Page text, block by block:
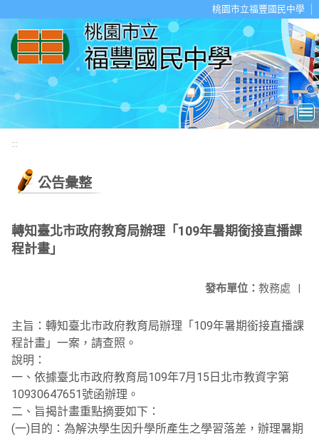
桃園市立福豐國民中學
:::
公告彙整
轉知臺北市政府教育局辦理「109年暑期銜接直播課
程計畫」
發布單位： 教務處 |
主旨：轉知臺北市政府教育局辦理「109年暑期銜接直播課
程計畫」一案，請查照。
說明：
一、依據臺北市政府教育局109年7月15日北市教資字第
10930647651號函辦理。
二、旨揭計畫重點摘要如下：
(一)目的：為解決學生因升學所產生之學習落差，辦理暑期